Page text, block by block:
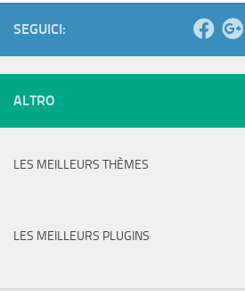
SEGUICI:
ALTRO
LES MEILLEURS THÈMES
LES MEILLEURS PLUGINS